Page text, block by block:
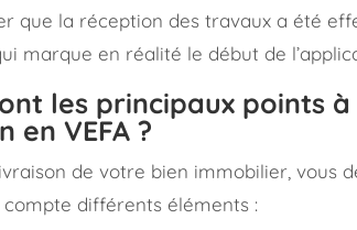
que la réception des travaux a été
marque en réalité le début de
les principaux points
en VEFA ?
de votre bien immobilier, vous
différents éléments :